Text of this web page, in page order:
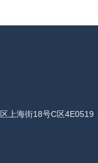
上海街18号C区4E0519